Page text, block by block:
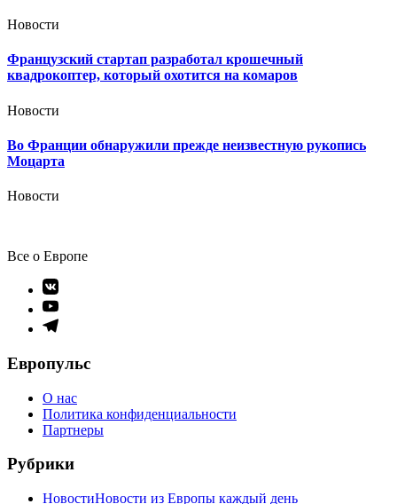
Новости
Французский стартап разработал крошечный
квадрокоптер, который охотится на комаров
Новости
Во Франции обнаружили прежде неизвестную рукопись
Моцарта
Новости
Все о Европе
Элемент
меню
Элемент
меню
Элемент
Европульс
О нас
Политика конфиденциальности
Партнеры
Рубрики
НовостиНовости из Европы каждый день